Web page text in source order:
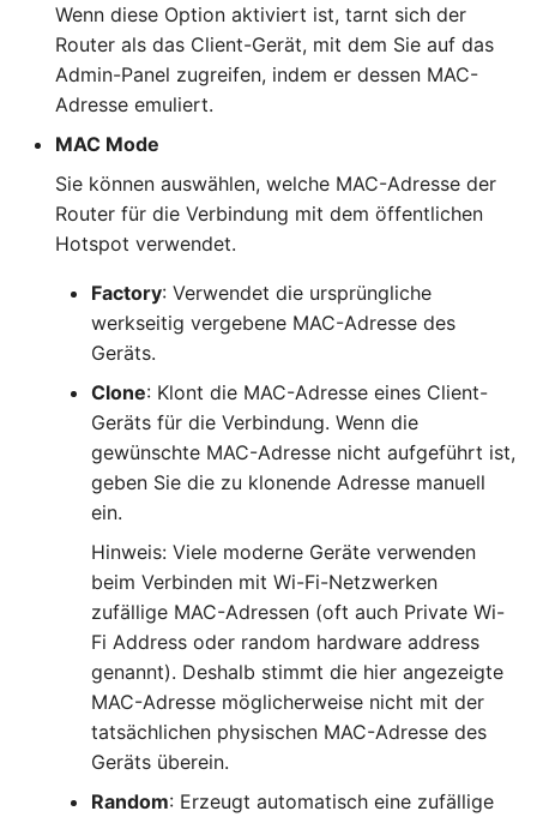
Wenn diese Option aktiviert ist, tarnt sich der
Router als das Client-Gerät, mit dem Sie auf das
Admin-Panel zugreifen, indem er dessen MAC-
Adresse emuliert.
MAC Mode
Sie können auswählen, welche MAC-Adresse der
Router für die Verbindung mit dem öffentlichen
Hotspot verwendet.
Factory: Verwendet die ursprüngliche
werkseitig vergebene MAC-Adresse des
Geräts.
Clone: Klont die MAC-Adresse eines Client-
Geräts für die Verbindung. Wenn die
gewünschte MAC-Adresse nicht aufgeführt ist,
geben Sie die zu klonende Adresse manuell
ein.
Hinweis: Viele moderne Geräte verwenden
beim Verbinden mit Wi-Fi-Netzwerken
zufällige MAC-Adressen (oft auch Private Wi-
Fi Address oder random hardware address
genannt). Deshalb stimmt die hier angezeigte
MAC-Adresse möglicherweise nicht mit der
tatsächlichen physischen MAC-Adresse des
Geräts überein.
Random: Erzeugt automatisch eine zufällige